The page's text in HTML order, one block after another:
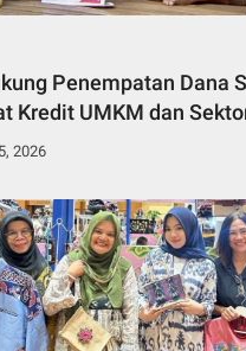
Penempatan Dana
Kredit UMKM dan
2026